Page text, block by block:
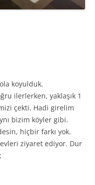
koyulduk.
ilerlerken, yaklaşık 1
çekti. Hadi girelim
bizim köyler gibi.
hiçbir farkı yok.
ziyaret ediyor. Dur